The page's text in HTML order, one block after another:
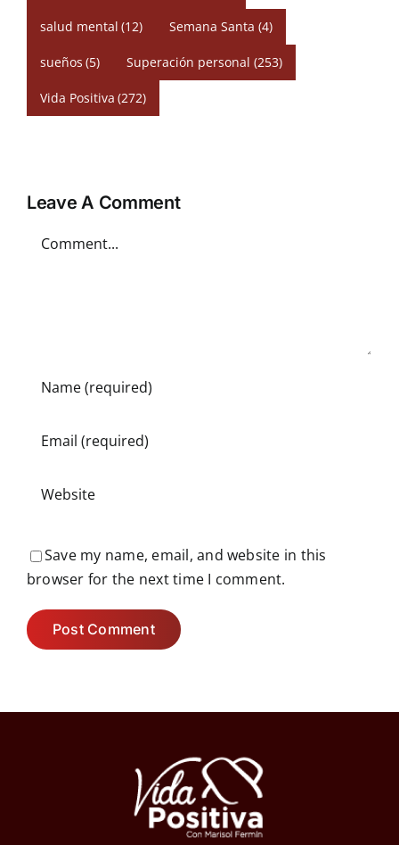
salud mental (12) Semana Santa (4)
sueños (5) Superación personal (253)
Vida Positiva (272)
Leave A Comment
Save my name, email, and website in this
browser for the next time I comment.